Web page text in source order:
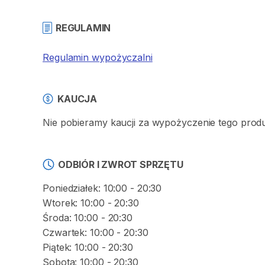
REGULAMIN
Regulamin wypożyczalni
KAUCJA
Nie pobieramy kaucji za wypożyczenie tego
ODBIÓR I ZWROT SPRZĘTU
Poniedziałek: 10:00 - 20:30
Wtorek: 10:00 - 20:30
Środa: 10:00 - 20:30
Czwartek: 10:00 - 20:30
Piątek: 10:00 - 20:30
Sobota: 10:00 - 20:30